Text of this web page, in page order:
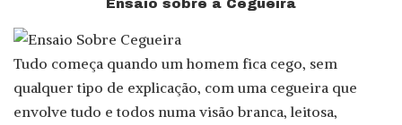
Ensaio sobre a Cegueira
Tudo começa quando um homem fica cego, sem
qualquer tipo de explicação, com uma cegueira que
envolve tudo e todos numa visão branca, leitosa,